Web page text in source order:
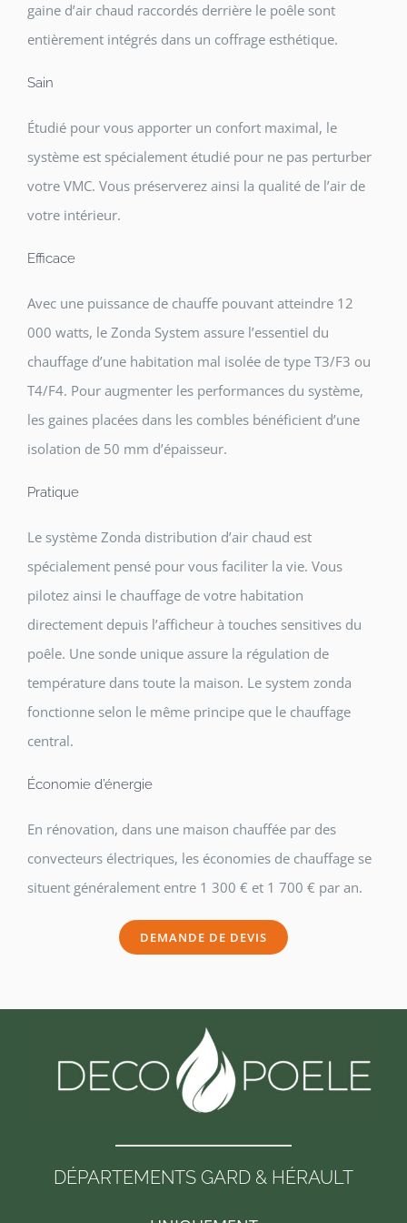
gaine d’air chaud raccordés derrière le poêle sont
entièrement intégrés dans un coffrage esthétique.
Sain
Étudié pour vous apporter un confort maximal, le
système est spécialement étudié pour ne pas perturber
votre VMC. Vous préserverez ainsi la qualité de l’air de
votre intérieur.
Efficace
Avec une puissance de chauffe pouvant atteindre 12
000 watts, le Zonda System assure l’essentiel du
chauffage d’une habitation mal isolée de type T3/F3 ou
T4/F4. Pour augmenter les performances du système,
les gaines placées dans les combles bénéficient d’une
isolation de 50 mm d’épaisseur.
Pratique
Le système Zonda distribution d’air chaud est
spécialement pensé pour vous faciliter la vie. Vous
pilotez ainsi le chauffage de votre habitation
directement depuis l’afficheur à touches sensitives du
poêle. Une sonde unique assure la régulation de
température dans toute la maison. Le system zonda
fonctionne selon le même principe que le chauffage
central.
Économie d’énergie
En rénovation, dans une maison chauffée par des
convecteurs électriques, les économies de chauffage se
situent généralement entre 1 300 € et 1 700 € par an.
DEMANDE DE DEVIS
DÉPARTEMENTS GARD & HÉRAULT